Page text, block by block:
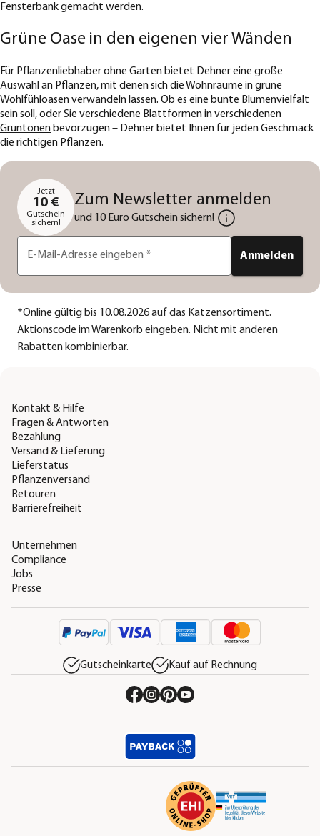
Fensterbank gemacht werden.
Grüne Oase in den eigenen vier Wänden
Für Pflanzenliebhaber ohne Garten bietet Dehner eine große
Auswahl an Pflanzen, mit denen sich die Wohnräume in grüne
Wohlfühloasen verwandeln lassen. Ob es eine bunte Blumenvielfalt
sein soll, oder Sie verschiedene Blattformen in verschiedenen
Grüntönen bevorzugen – Dehner bietet Ihnen für jeden Geschmack
die richtigen Pflanzen.
Jetzt
10 €
Gutschein
sichern!
Zum Newsletter anmelden
und 10 Euro Gutschein sichern!
E-Mail-Adresse eingeben * Anmelden
*Online gültig bis 10.08.2026 auf das Katzensortiment.
Aktionscode im Warenkorb eingeben. Nicht mit anderen
Rabatten kombinierbar.
Kontakt & Hilfe
Fragen & Antworten
Bezahlung
Versand & Lieferung
Lieferstatus
Pflanzenversand
Retouren
Barrierefreiheit
Unternehmen
Compliance
Jobs
Presse
Gutscheinkarte Kauf auf Rechnung